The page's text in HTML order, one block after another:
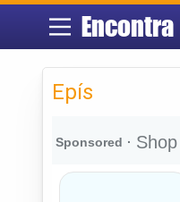
Encontra
Epís